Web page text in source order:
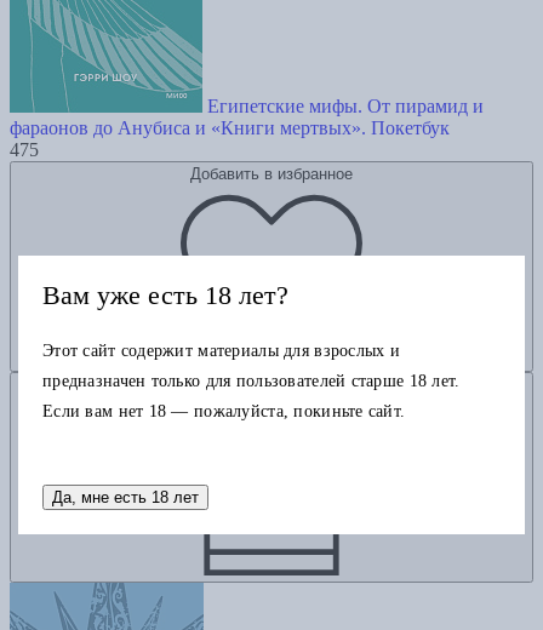
Египетские мифы. От пирамид и
фараонов до Анубиса и «Книги мертвых». Покетбук
475
Добавить в избранное
Добавить в корзину
Вам уже есть 18 лет?
Этот сайт содержит материалы для взрослых и
предназначен только для пользователей старше 18 лет.
Если вам нет 18 — пожалуйста, покиньте сайт.
Да, мне есть 18 лет